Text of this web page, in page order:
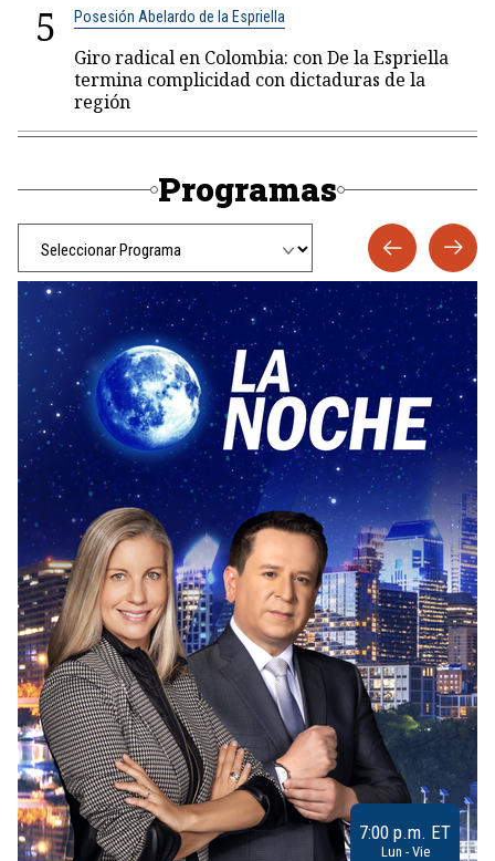
5 Posesión Abelardo de la Espriella
Giro radical en Colombia: con De la Espriella
termina complicidad con dictaduras de la
región
Programas
7:00 p.m. ET
Lun - Vie